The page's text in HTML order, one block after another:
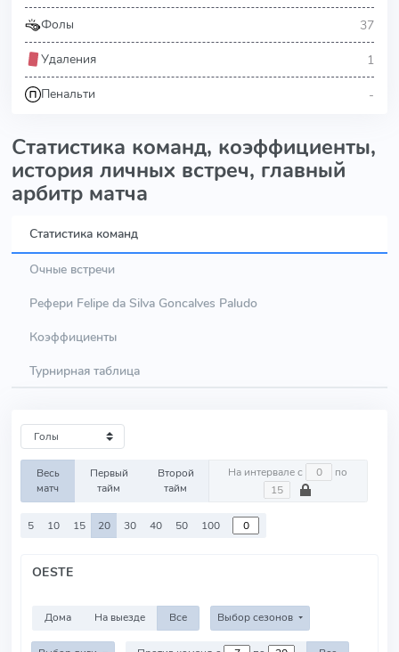
Фолы 37
Удаления 1
Пенальти -
Статистика команд, коэффициенты,
история личных встреч, главный
арбитр матча
Статистика команд
Очные встречи
Рефери Felipe da Silva Goncalves Paludo
Коэффициенты
Турнирная таблица
Весь
матч
Первый
тайм
Второй
тайм
На интервале с по
5 10 15 20 30 40 50 100
OESTE
Дома На выезде Все Выбор сезонов